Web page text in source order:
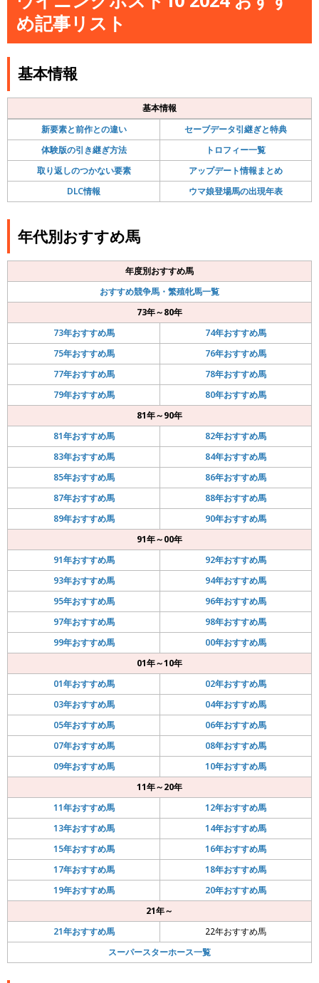
め記事リスト
基本情報
基本情報
新要素と前作との違い
セーブデータ引継ぎと特典
体験版の引き継ぎ方法
トロフィー一覧
取り返しのつかない要素
アップデート情報まとめ
DLC情報
ウマ娘登場馬の出現年表
年代別おすすめ馬
年度別おすすめ馬
おすすめ競争馬・繁殖牝馬一覧
73年～80年
73年おすすめ馬
74年おすすめ馬
75年おすすめ馬
76年おすすめ馬
77年おすすめ馬
78年おすすめ馬
79年おすすめ馬
80年おすすめ馬
81年～90年
81年おすすめ馬
82年おすすめ馬
83年おすすめ馬
84年おすすめ馬
85年おすすめ馬
86年おすすめ馬
87年おすすめ馬
88年おすすめ馬
89年おすすめ馬
90年おすすめ馬
91年～00年
91年おすすめ馬
92年おすすめ馬
93年おすすめ馬
94年おすすめ馬
95年おすすめ馬
96年おすすめ馬
97年おすすめ馬
98年おすすめ馬
99年おすすめ馬
00年おすすめ馬
01年～10年
01年おすすめ馬
02年おすすめ馬
03年おすすめ馬
04年おすすめ馬
05年おすすめ馬
06年おすすめ馬
07年おすすめ馬
08年おすすめ馬
09年おすすめ馬
10年おすすめ馬
11年～20年
11年おすすめ馬
12年おすすめ馬
13年おすすめ馬
14年おすすめ馬
15年おすすめ馬
16年おすすめ馬
17年おすすめ馬
18年おすすめ馬
19年おすすめ馬
20年おすすめ馬
21年～
21年おすすめ馬
22年おすすめ馬
スーパースターホース一覧